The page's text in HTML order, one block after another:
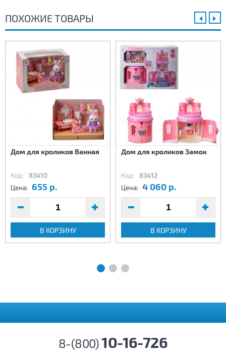
ПОХОЖИЕ ТОВАРЫ
Дом для кроликов Ванная
Код: 83410
Цена: 655 р.
В КОРЗИНУ
Дом для кроликов Замок
Код: 83412
Цена: 4 060 р.
В КОРЗИНУ
8-(800)10-16-726